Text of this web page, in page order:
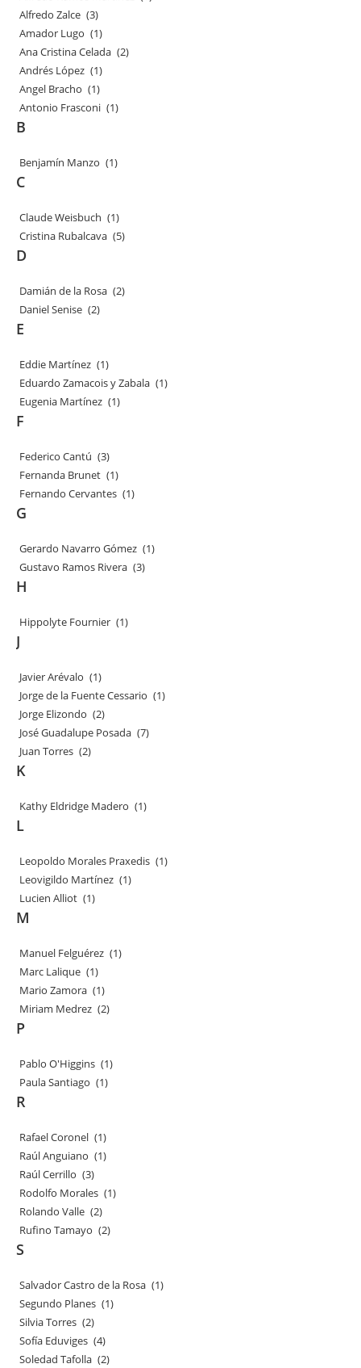
Alfredo Zalce (3)
Amador Lugo (1)
Ana Cristina Celada (2)
Andrés López (1)
Angel Bracho (1)
Antonio Frasconi (1)
B
Benjamín Manzo (1)
C
Claude Weisbuch (1)
Cristina Rubalcava (5)
D
Damián de la Rosa (2)
Daniel Senise (2)
E
Eddie Martínez (1)
Eduardo Zamacois y Zabala (1)
Eugenia Martínez (1)
F
Federico Cantú (3)
Fernanda Brunet (1)
Fernando Cervantes (1)
G
Gerardo Navarro Gómez (1)
Gustavo Ramos Rivera (3)
H
Hippolyte Fournier (1)
J
Javier Arévalo (1)
Jorge de la Fuente Cessario (1)
Jorge Elizondo (2)
José Guadalupe Posada (7)
Juan Torres (2)
K
Kathy Eldridge Madero (1)
L
Leopoldo Morales Praxedis (1)
Leovigildo Martínez (1)
Lucien Alliot (1)
M
Manuel Felguérez (1)
Marc Lalique (1)
Mario Zamora (1)
Miriam Medrez (2)
P
Pablo O'Higgins (1)
Paula Santiago (1)
R
Rafael Coronel (1)
Raúl Anguiano (1)
Raúl Cerrillo (3)
Rodolfo Morales (1)
Rolando Valle (2)
Rufino Tamayo (2)
S
Salvador Castro de la Rosa (1)
Segundo Planes (1)
Silvia Torres (2)
Sofía Eduviges (4)
Soledad Tafolla (2)